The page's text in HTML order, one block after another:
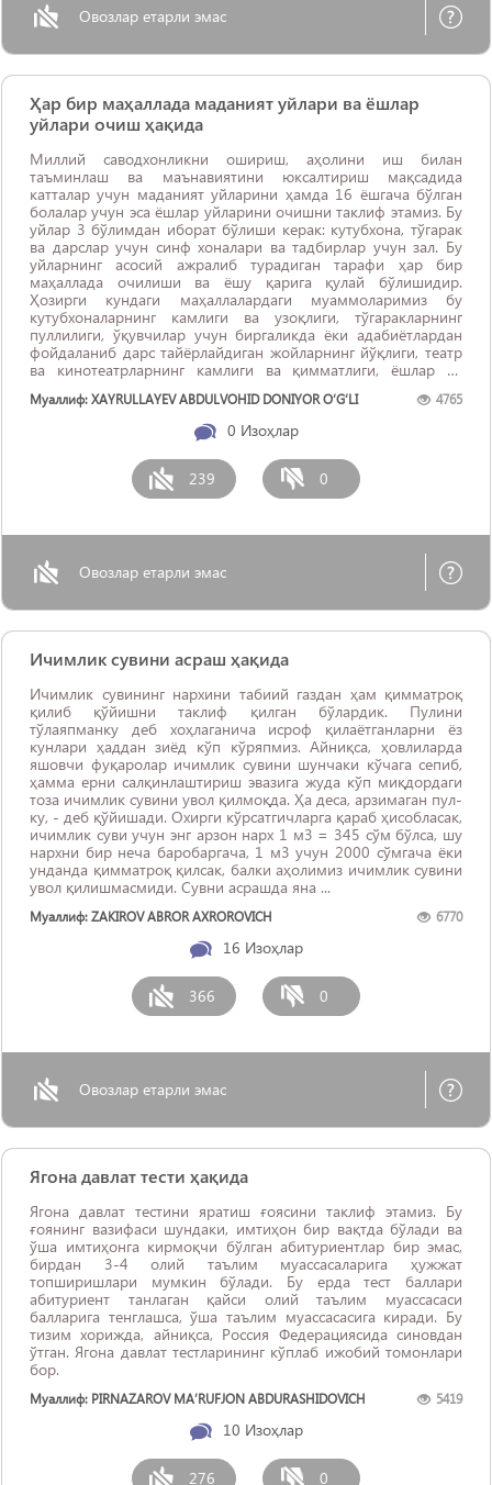
Овозлар етарли эмас
Ҳар бир маҳаллада маданият уйлари ва ёшлар
уйлари очиш ҳақида
Миллий саводхонликни ошириш, аҳолини иш билан
таъминлаш ва маънавиятини юксалтириш мақсадида
катталар учун маданият уйларини ҳамда 16 ёшгача бўлган
болалар учун эса ёшлар уйларини очишни таклиф этамиз. Бу
уйлар 3 бўлимдан иборат бўлиши керак: кутубхона, тўгарак
ва дарслар учун синф хоналари ва тадбирлар учун зал. Бу
уйларнинг асосий ажралиб турадиган тарафи ҳар бир
маҳаллада очилиши ва ёшу қарига қулай бўлишидир.
Ҳозирги кундаги маҳаллалардаги муаммоларимиз бу
кутубхоналарнинг камлиги ва узоқлиги, тўгаракларнинг
пуллилиги, ўқувчилар учун биргаликда ёки адабиётлардан
фойдаланиб дарс тайёрлайдиган жойларнинг йўқлиги, театр
ва кинотеатрларнинг камлиги ва қимматлиги, ёшлар ва
Муаллиф: XAYRULLAYEV ABDULVOHID DONIYOR O‘G‘LI 4765
0 Изоҳлар
239 0
Овозлар етарли эмас
Ичимлик сувини асраш ҳақида
Ичимлик сувининг нархини табиий газдан ҳам қимматроқ
қилиб қўйишни таклиф қилган бўлардик. Пулини
тўлаяпманку деб хоҳлаганича исроф қилаётганларни ёз
кунлари ҳаддан зиёд кўп кўряпмиз. Айниқса, ҳовлиларда
яшовчи фуқаролар ичимлик сувини шунчаки кўчага сепиб,
ҳамма ерни салқинлаштириш эвазига жуда кўп миқдордаги
тоза ичимлик сувини увол қилмоқда. Ҳа деса, арзимаган пул-
ку, - деб қўйишади. Охирги кўрсатгичларга қараб ҳисобласак,
ичимлик суви учун энг арзон нарх 1 м3 = 345 сўм бўлса, шу
нархни бир неча баробаргача, 1 м3 учун 2000 сўмгача ёки
унданда қимматроқ қилсак, балки аҳолимиз ичимлик сувини
увол қилишмасмиди. Сувни асрашда яна ...
Муаллиф: ZAKIROV ABROR AXROROVICH 6770
16 Изоҳлар
366 0
Овозлар етарли эмас
Ягона давлат тести ҳақида
Ягона давлат тестини яратиш ғоясини таклиф этамиз. Бу
ғоянинг вазифаси шундаки, имтиҳон бир вақтда бўлади ва
ўша имтиҳонга кирмоқчи бўлган абитуриентлар бир эмас,
бирдан 3-4 олий таълим муассасаларига ҳужжат
топширишлари мумкин бўлади. Бу ерда тест баллари
абитуриент танлаган қайси олий таълим муассасаси
балларига тенглашса, ўша таълим муассасасига киради. Бу
тизим хорижда, айниқса, Россия Федерациясида синовдан
ўтган. Ягона давлат тестларининг кўплаб ижобий томонлари
бор.
Муаллиф: PIRNAZAROV MA’RUFJON ABDURASHIDOVICH 5419
10 Изоҳлар
276 0